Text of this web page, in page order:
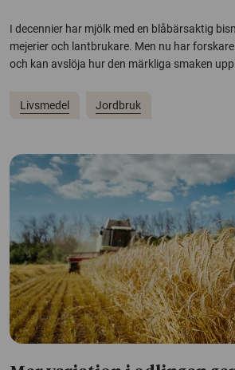
I decennier har mjölk med en blåbärsaktig
mejerier och lantbrukare. Men nu har
och kan avslöja hur den märkliga smaken
Livsmedel Jordbruk